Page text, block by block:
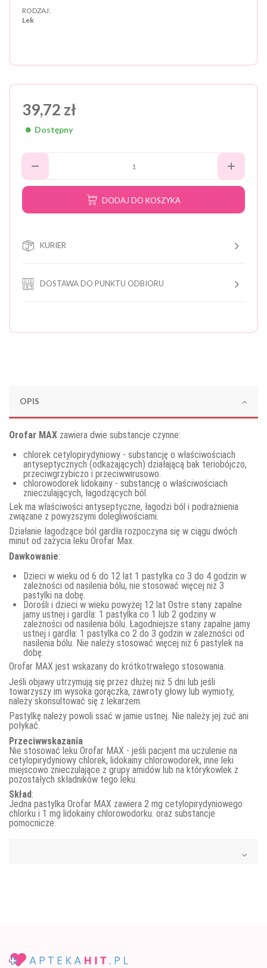
RODZAJ:
Lek
39,72 zł
Dostępny
DODAJ DO KOSZYKA
KURIER
DOSTAWA DO PUNKTU ODBIORU
OPIS
Orofar MAX zawiera dwie substancje czynne:
chlorek cetylopirydyniowy - substancję o właściwościach
antyseptycznych (odkażających) działającą bak teriobójczo,
przeciwgrzybiczo i przeciwwirusowo.
chlorowodorek lidokainy - substancję o właściwościach
znieczulających, łagodzących ból.
Lek ma właściwości antyseptyczne, łagodzi ból i podrażnienia
związane z powyższymi dolegliwościami.
Działanie łagodzące ból gardła rozpoczyna się w ciągu dwóch
minut od zażycia leku Orofar Max.
Dawkowanie:
Dzieci w wieku od 6 do 12 lat 1 pastylka co 3 do 4 godzin w
zależności od nasilenia bólu, nie stosować więcej niż 3
pastylki na dobę.
Dorośli i dzieci w wieku powyżej 12 lat Ostre stany zapalne
jamy ustnej i gardła: 1 pastylka co 1 lub 2 godziny w
zależności od nasilenia bólu. Łagodniejsze stany zapalne jamy
ustnej i gardła: 1 pastylka co 2 do 3 godzin w zależności od
nasilenia bólu. Nie należy stosować więcej niż 6 pastylek na
dobę.
Orofar MAX jest wskazany do krótkotrwałego stosowania.
Jeśli objawy utrzymują się przez dłużej niż 5 dni lub jeśli
towarzyszy im wysoka gorączka, zawroty głowy lub wymioty,
należy skonsultować się z lekarzem.
Pastylkę należy powoli ssać w jamie ustnej. Nie należy jej żuć ani
połykać.
Przeciwwskazania
Nie stosować leku Orofar MAX - jeśli pacjent ma uczulenie na
cetylopirydyniowy chlorek, lidokainy chlorowodorek, inne leki
miejscowo znieczulające z grupy amidów lub na którykowlek z
pozostałych składników tego leku.
Skład:
Jedna pastylka Orofar MAX zawiera 2 mg cetylopirydyniowego
chlorku i 1 mg lidokainy chlorowodorku. oraz substancje
pomocnicze.